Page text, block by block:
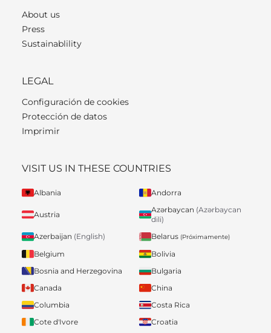
About us
Press
Sustainablility
LEGAL
Configuración de cookies
Protección de datos
Imprimir
VISIT US IN THESE COUNTRIES
Albania Andorra
Austria
Azərbaycan (Azərbaycan
dili)
Azerbaijan (English) Belarus (Próximamente)
Belgium
Bolivia
Bosnia and Herzegovina
Bulgaria
Canada
China
Columbia
Costa Rica
Cote d'Ivore
Croatia